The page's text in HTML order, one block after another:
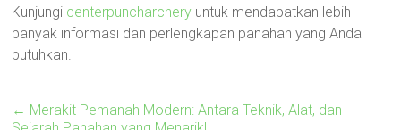
Kunjungi centerpuncharchery untuk mendapatkan lebih
banyak informasi dan perlengkapan panahan yang Anda
butuhkan.
← Merakit Pemanah Modern: Antara Teknik, Alat, dan